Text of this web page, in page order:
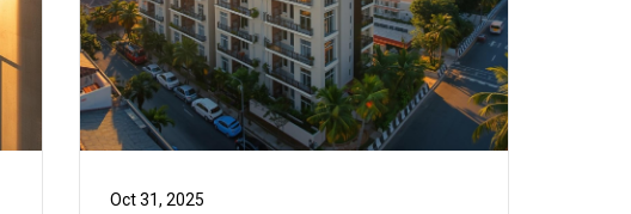
Oct 31, 2025